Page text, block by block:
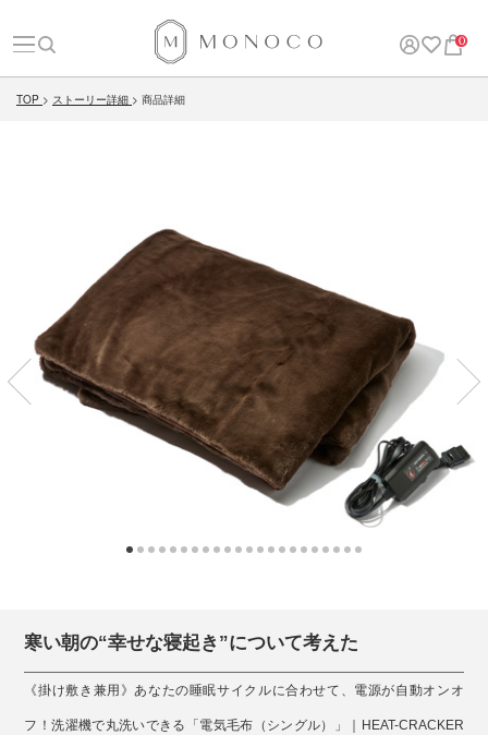
0
TOP ストーリー詳細 商品詳細
寒い朝の“幸せな寝起き”について考えた
《掛け敷き兼用》あなたの睡眠サイクルに合わせて、電源が自動オンオ
フ！洗濯機で丸洗いできる「電気毛布（シングル）」｜HEAT-CRACKER